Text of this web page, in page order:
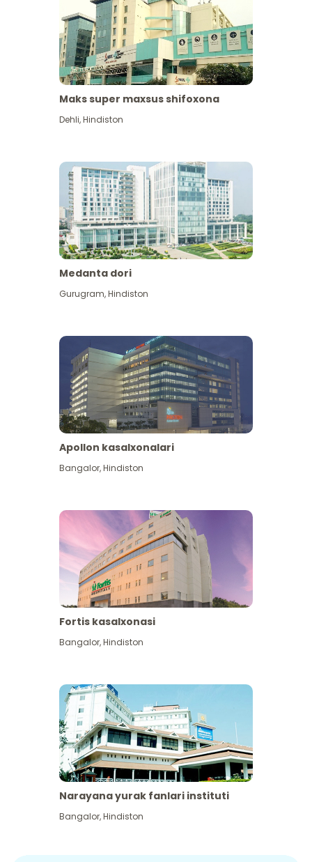
Maks super maxsus shifoxona
Dehli,Hindiston
Medanta dori
Gurugram,Hindiston
Apollon kasalxonalari
Bangalor,Hindiston
Fortis kasalxonasi
Bangalor,Hindiston
Narayana yurak fanlari instituti
Bangalor,Hindiston